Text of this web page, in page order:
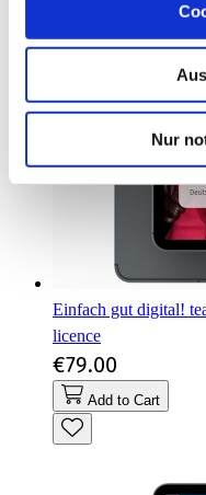
Nur
Einfach gut digital!
licence
€79.00
Add to Cart